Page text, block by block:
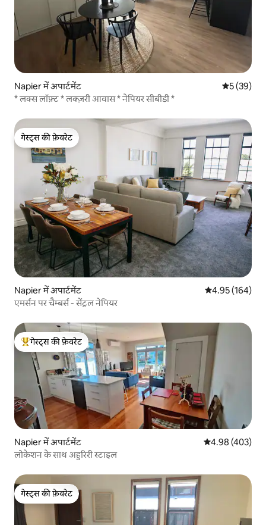
Napier में अपार्टमेंट औसत रेटिंग
5 (39)
* लक्स लॉफ़्ट * लक्ज़री आवास * नेपियर सीबीडी *
गेस्ट्स की फ़ेवरेट
गेस्ट्स की फ़ेवरेट
Napier में अपार्टमेंट औसत रेटिंग 5 में से
4.95 (164)
एमर्सन पर चैम्बर्स - सेंट्रल नेपियर
गेस्ट्स का टॉप फ़ेवरेट
गेस्ट्स की फ़ेवरेट
Napier में अपार्टमेंट औसत रेटिंग 5 में से
4.98 (403)
लोकेशन के साथ अहुरिरी स्टाइल
गेस्ट्स की फ़ेवरेट
गेस्ट्स की फ़ेवरेट